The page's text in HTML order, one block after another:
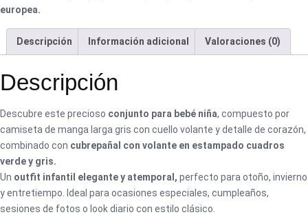
europea.
Descripción Información adicional Valoraciones (0)
Descripción
Descubre este precioso conjunto para bebé niña, compuesto por
camiseta de manga larga gris con cuello volante y detalle de corazón,
combinado con cubrepañal con volante en estampado cuadros
verde y gris.
Un outfit infantil elegante y atemporal, perfecto para otoño, invierno
y entretiempo. Ideal para ocasiones especiales, cumpleaños,
sesiones de fotos o look diario con estilo clásico.